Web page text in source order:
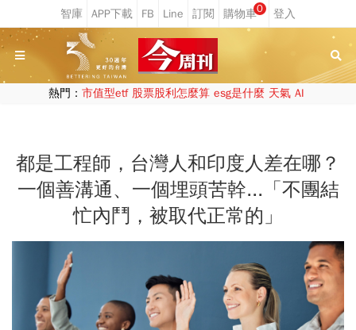
0
熱門： 市值型etf 股票股利怎麼算 esg是什麼 天氣 AI
都是工程師，台灣人和印度人差在哪？
一個善溝通、一個埋頭苦幹...「不團結
忙內鬥，被取代正常的」